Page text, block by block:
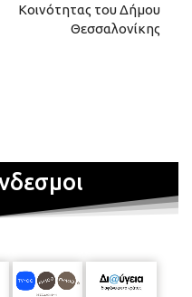
Κοινότητας του Δήμου
Θεσσαλονίκης